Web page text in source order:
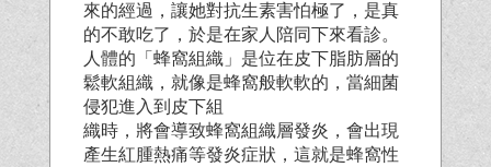
來的經過，讓她對抗生素害怕極了，是真
的不敢吃了，於是在家人陪同下來看診。
人體的「蜂窩組織」是位在皮下脂肪層的
鬆軟組織，就像是蜂窩般軟軟的，當細菌
侵犯進入到皮下組
織時，將會導致蜂窩組織層發炎，會出現
產生紅腫熱痛等發炎症狀，這就是蜂窩性